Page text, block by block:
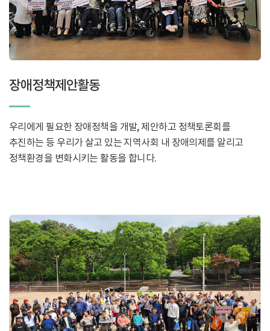
장애정책제안활동
우리에게 필요한 장애정책을 개발, 제안하고 정책토론회를
추진하는 등 우리가 살고 있는 지역사회 내 장애의제를 알리고
정책환경을 변화시키는 활동을 합니다.